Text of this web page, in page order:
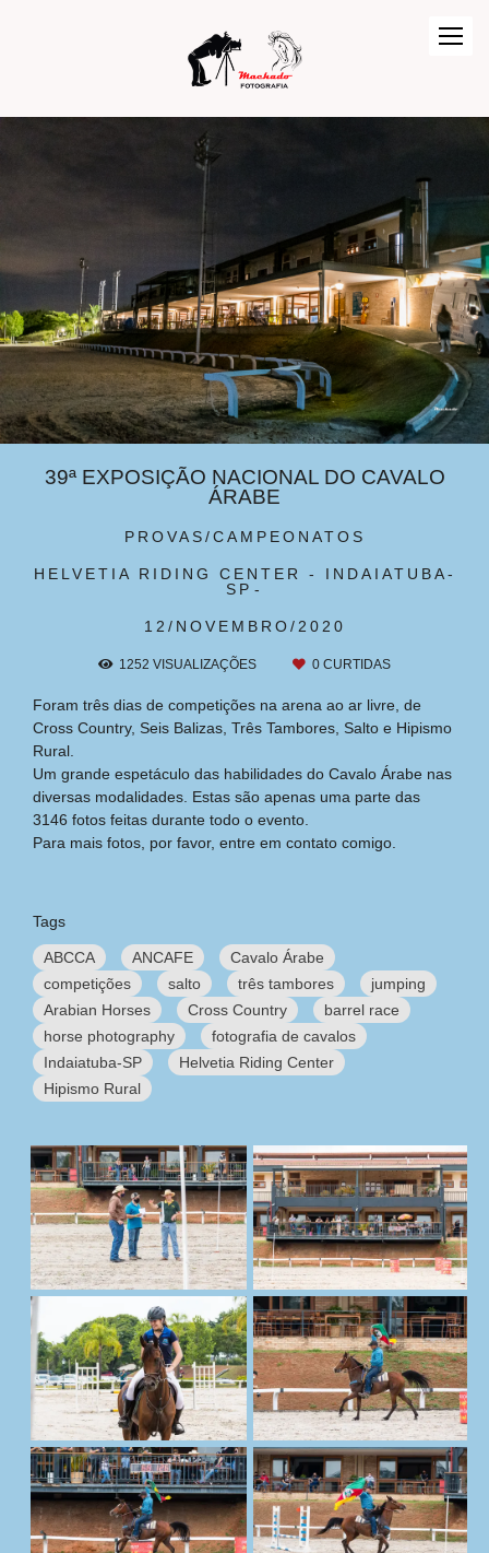
PROVAS/CAMPEONATOS
HELVETIA RIDING CENTER - INDAIATUBA-
SP
12/NOVEMBRO/2020
39ª EXPOSIÇÃO NACIONAL DO CAVALO
ÁRABE
1252 VISUALIZAÇÕES 0 CURTIDAS
Foram três dias de competições na arena ao ar livre, de
Cross Country, Seis Balizas, Três Tambores, Salto e Hipismo
Rural.
Um grande espetáculo das habilidades do Cavalo Árabe nas
diversas modalidades. Estas são apenas uma parte das
3146 fotos feitas durante todo o evento.
Para mais fotos, por favor, entre em contato comigo.
Tags
ABCCA ANCAFE
Cavalo Árabe
competições
salto três tambores
jumping
Arabian Horses
Cross Country
barrel race
horse photography
fotografia de cavalos
Indaiatuba-SP
Helvetia Riding Center
Hipismo Rural